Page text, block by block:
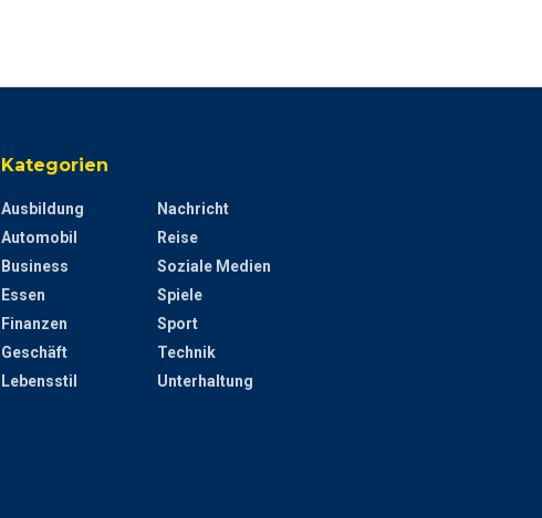
Kategorien
Ausbildung
Automobil
Business
Essen
Finanzen
Geschäft
Lebensstil
Nachricht
Reise
Soziale Medien
Spiele
Sport
Technik
Unterhaltung